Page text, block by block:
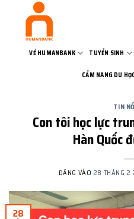
VỀ HUMANBANK TUYỂN SINH
CẨM NANG DU HỌC
TIN
Con tôi học lực
Hàn Quốc
ĐĂNG VÀO 28 THÁNG
28